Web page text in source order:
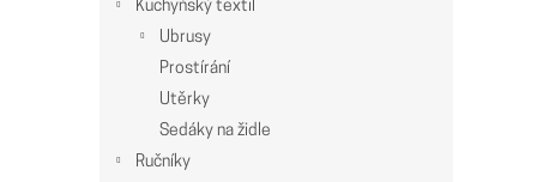
Kuchyňský textil
Ubrusy
Prostírání
Utěrky
Sedáky na židle
Ručníky